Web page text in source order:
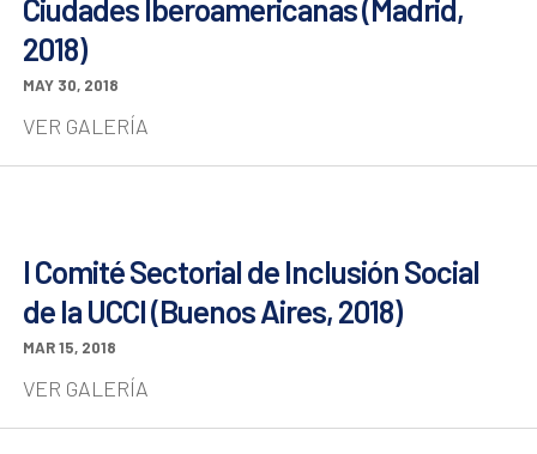
Ciudades Iberoamericanas (Madrid,
2018)
MAY 30, 2018
VER GALERÍA
I Comité Sectorial de Inclusión Social
de la UCCI (Buenos Aires, 2018)
MAR 15, 2018
VER GALERÍA